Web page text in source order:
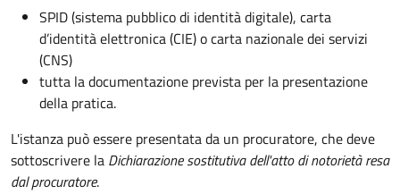
SPID (sistema pubblico di identità digitale), carta
d’identità elettronica (CIE) o carta nazionale dei servizi
(CNS)
tutta la documentazione prevista per la presentazione
della pratica.
L'istanza può essere presentata da un procuratore, che deve
sottoscrivere la Dichiarazione sostitutiva dell'atto di notorietà resa
dal procuratore.